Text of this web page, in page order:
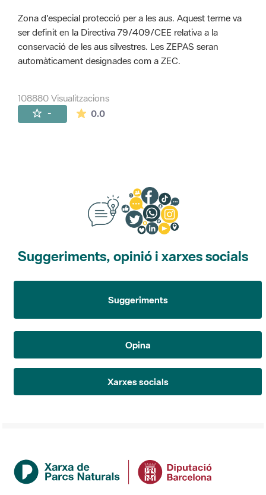
Zona d'especial protecció per a les aus. Aquest terme va
ser definit en la Directiva 79/409/CEE relativa a la
conservació de les aus silvestres. Les ZEPAS seran
automàticament designades com a ZEC.
108880 Visualitzacions
- 0.0La mitjana de les valoracions és de 0
Suggeriments, opinió i xarxes socials
Suggeriments
Opina
Xarxes socials